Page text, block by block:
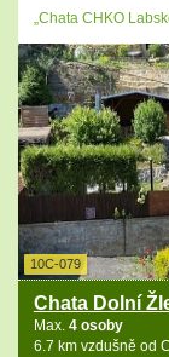
„Chata CHKO
10C-079
Chata Dolní
Max. 4 osoby
6.7 km vzdušně od